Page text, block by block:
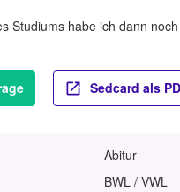
Studiums habe ich dann
Sedcard als
Abitur
BWL / VWL